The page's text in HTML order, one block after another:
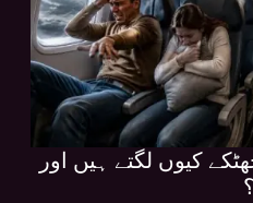
کیوں لگتے ہیں اور